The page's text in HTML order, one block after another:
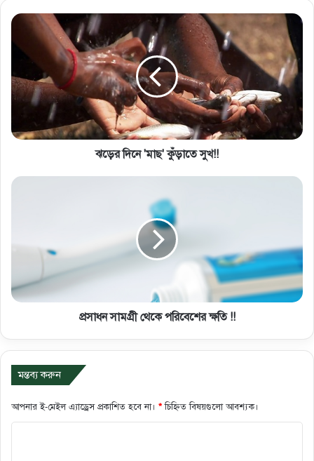
ঝড়ের দিনে 'মাছ' কুঁড়াতে সুখ!!
প্রসাধন সামগ্রী থেকে পরিবেশের ক্ষতি !!
মন্তব্য করুন
আপনার ই-মেইল এ্যাড্রেস প্রকাশিত হবে না। *চিহ্নিত বিষয়গুলো আবশ্যক।